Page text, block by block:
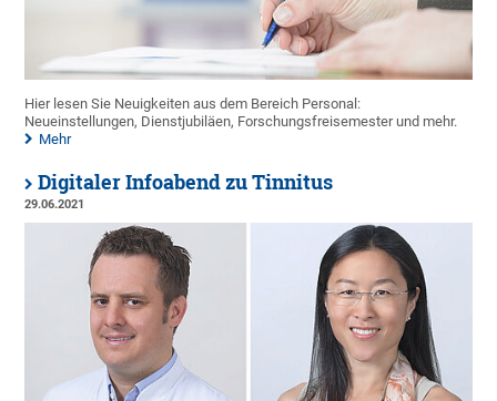
Hier lesen Sie Neuigkeiten aus dem Bereich Personal:
Neueinstellungen, Dienstjubiläen, Forschungsfreisemester und mehr.
Mehr
Digitaler Infoabend zu Tinnitus
29.06.2021